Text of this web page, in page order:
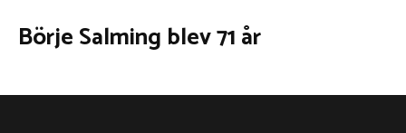
Börje Salming blev 71 år